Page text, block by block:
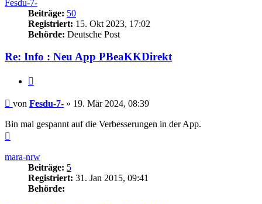
Fesdu-7-
Beiträge: 50
Registriert: 15. Okt 2023, 17:02
Behörde: Deutsche Post
Re: Info : Neu App PBeaKKDirekt
Beitrag
von Fesdu-7- » 19. Mär 2024, 08:39
Bin mal gespannt auf die Verbesserungen in der App.
mara-nrw
Beiträge: 5
Registriert: 31. Jan 2015, 09:41
Behörde: